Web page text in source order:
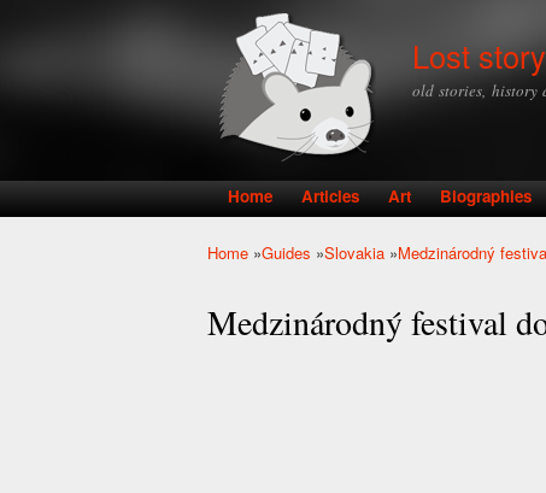
Lost story
old stories, history
Main menu
Home Articles Art Biographies
Home »Guides »Slovakia »Medzinárodný
Medzinárodný festival